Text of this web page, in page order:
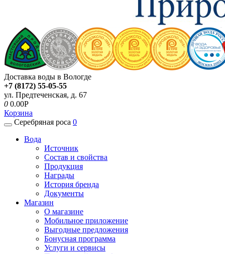
Доставка воды в Вологде
+7 (8172) 55-05-55
ул. Предтеченская, д. 67
0 0.00P
Корзина
Серебряная роса 0
Вода
Источник
Состав и свойства
Продукция
Награды
История бренда
Документы
Магазин
О магазине
Мобильное приложение
Выгодные предложения
Бонусная программа
Услуги и сервисы